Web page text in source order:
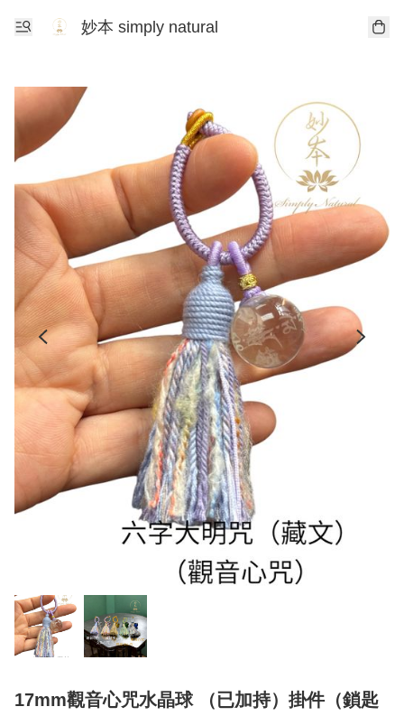
妙本 simply natural
17mm觀音心咒水晶球 （已加持）掛件（鎖匙